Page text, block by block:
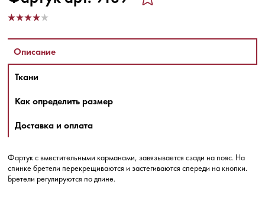
Описание
Ткани
Как определить размер
Доставка и оплата
Фартук с вместительными карманами, завязывается сзади на пояс. На
спинке бретели перекрещиваются и застегиваются спереди на кнопки.
Бретели регулируются по длине.